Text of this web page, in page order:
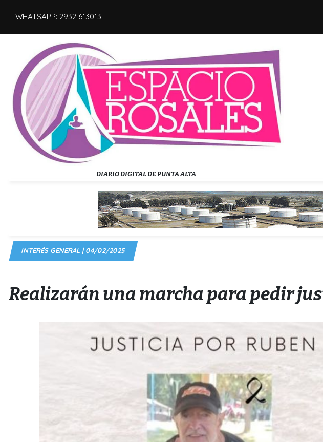
WHATSAPP: 2932 613013
DIARIO DIGITAL DE PUNTA ALTA
INTERÉS GENERAL | 04/02/2025
Realizarán una marcha para pedir